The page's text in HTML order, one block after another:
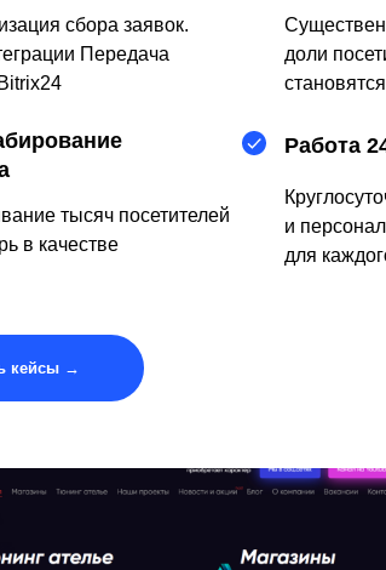
и
для
Работа
тысяч посетителей
в качестве
доли
сбора заявок.
Передача
кейсы →